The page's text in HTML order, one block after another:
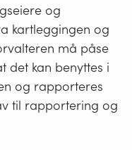
og
kartleggingen og
må påse
det kan benyttes i
og rapporteres
til rapportering og